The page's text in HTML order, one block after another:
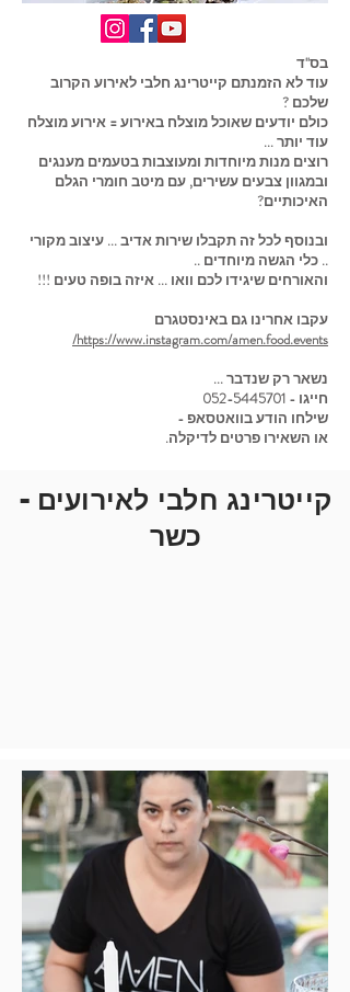
בס"ד
עוד לא הזמנתם קייטרינג חלבי לאירוע הקרוב
שלכם ?
כולם יודעים שאוכל מוצלח באירוע = אירוע מוצלח
עוד יותר ...
רוצים מנות מיוחדות ומעוצבות בטעמים מענגים
ובמגוון צבעים עשירים, עם מיטב חומרי הגלם
האיכותיים?
ובנוסף לכל זה תקבלו שירות אדיב ... עיצוב מקורי
.. כלי הגשה מיוחדים ..
והאורחים שיגידו לכם וואו ... איזה בופה טעים !!!
עקבו אחרינו גם באינסטגרם
https://www.instagram.com/amen.food.events/
נשאר רק שנדבר ...
חייגו - 052-5445701
שילחו הודע בוואטסאפ -
או השאירו פרטים לדיקלה.
קייטרינג חלבי לאירועים -
כשר